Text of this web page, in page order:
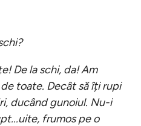
De la schi, da! Am
toate. Decât să îți rupi
ducând gunoiul. Nu-i
frumos pe o